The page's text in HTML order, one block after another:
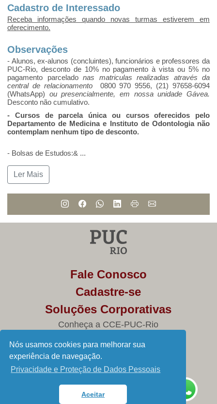
Nós usamos cookies para melhorar sua
experiência de navegação.
Privacidade e Proteção de Dados Pessoais
Aceitar
Cadastro de Interessado
Receba informações quando novas turmas estiverem em
oferecimento.
Observações
- Alunos, ex-alunos (concluintes), funcionários e professores da
PUC-Rio, desconto de 10% no pagamento à vista ou 5% no
pagamento parcelado nas matriculas realizadas através da
central de relacionamento0800 970 9556, (21) 97658-6094
(WhatsApp) ou presencialmente, em nossa unidade Gávea.
Desconto não cumulativo.
- Cursos de parcela única ou cursos oferecidos pelo
Departamento de Medicina e Instituto de Odontologia não
contemplam nenhum tipo de desconto.
- Bolsas de Estudos:& ...
Ler Mais
Fale Conosco
Cadastre-se
Soluções Corporativas
Conheça a CCE-PUC-Rio
Política de privacidade
0800 970 9556